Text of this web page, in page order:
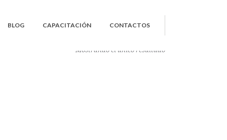
BLOG CAPACITACIÓN CONTACTOS
Mostrando el único resultado